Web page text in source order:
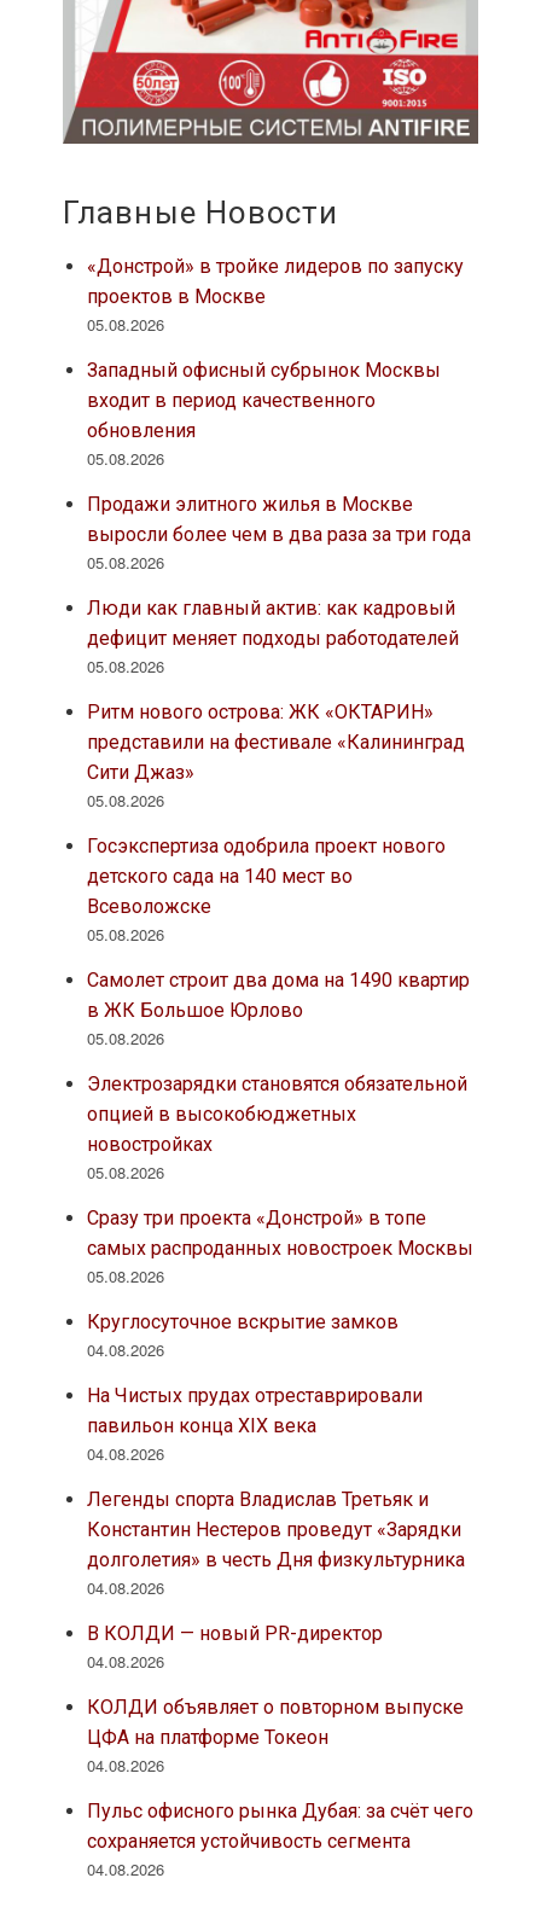
Главные Новости
«Донстрой» в тройке лидеров по запуску
проектов в Москве
05.08.2026
Западный офисный субрынок Москвы
входит в период качественного
обновления
05.08.2026
Продажи элитного жилья в Москве
выросли более чем в два раза за три года
05.08.2026
Люди как главный актив: как кадровый
дефицит меняет подходы работодателей
05.08.2026
Ритм нового острова: ЖК «ОКТАРИН»
представили на фестивале «Калининград
Сити Джаз»
05.08.2026
Госэкспертиза одобрила проект нового
детского сада на 140 мест во
Всеволожске
05.08.2026
Самолет строит два дома на 1490 квартир
в ЖК Большое Юрлово
05.08.2026
Электрозарядки становятся обязательной
опцией в высокобюджетных
новостройках
05.08.2026
Сразу три проекта «Донстрой» в топе
самых распроданных новостроек Москвы
05.08.2026
Круглосуточное вскрытие замков
04.08.2026
На Чистых прудах отреставрировали
павильон конца XIX века
04.08.2026
Легенды спорта Владислав Третьяк и
Константин Нестеров проведут «Зарядки
долголетия» в честь Дня физкультурника
04.08.2026
В КОЛДИ — новый PR-директор
04.08.2026
КОЛДИ объявляет о повторном выпуске
ЦФА на платформе Токеон
04.08.2026
Пульс офисного рынка Дубая: за счёт чего
сохраняется устойчивость сегмента
04.08.2026